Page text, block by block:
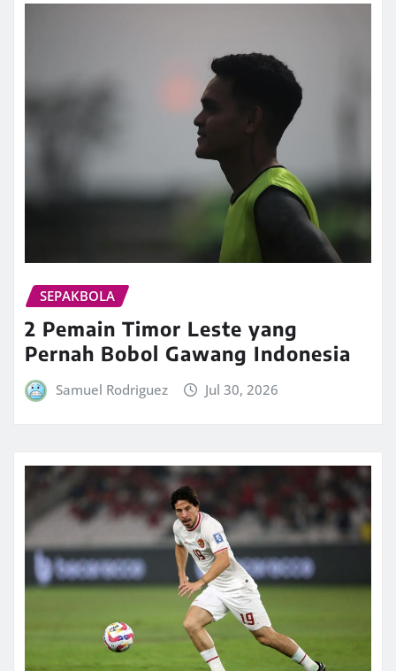
SEPAKBOLA
2 Pemain Timor Leste yang
Pernah Bobol Gawang Indonesia
Samuel Rodriguez Jul 30, 2026